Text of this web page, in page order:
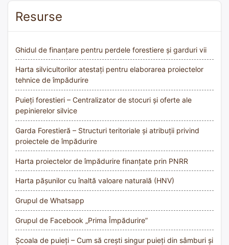
Resurse
Ghidul de finanțare pentru perdele forestiere și garduri vii
Harta silvicultorilor atestați pentru elaborarea proiectelor
tehnice de împădurire
Puieți forestieri – Centralizator de stocuri și oferte ale
pepinierelor silvice
Garda Forestieră – Structuri teritoriale și atribuții privind
proiectele de împădurire
Harta proiectelor de împădurire finanțate prin PNRR
Harta pășunilor cu înaltă valoare naturală (HNV)
Grupul de Whatsapp
Grupul de Facebook „Prima Împădurire”
Școala de puieți – Cum să crești singur puieți din sâmburi și